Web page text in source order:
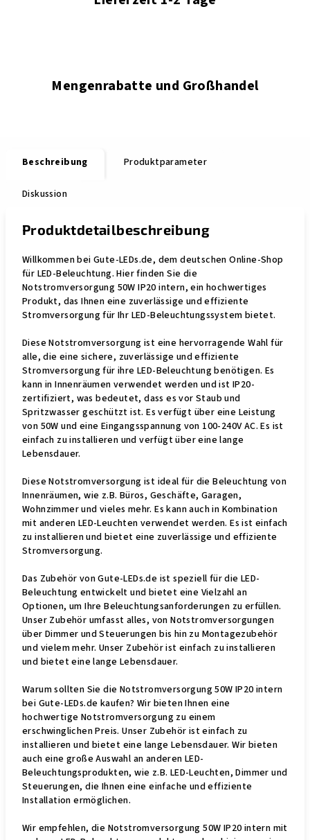
Mengenrabatte und Großhandel
Beschreibung Produktparameter
Diskussion
Produktdetailbeschreibung
Willkommen bei Gute-LEDs.de, dem deutschen Online-Shop
für LED-Beleuchtung. Hier finden Sie die
Notstromversorgung 50W IP20 intern, ein hochwertiges
Produkt, das Ihnen eine zuverlässige und effiziente
Stromversorgung für Ihr LED-Beleuchtungssystem bietet.
Diese Notstromversorgung ist eine hervorragende Wahl für
alle, die eine sichere, zuverlässige und effiziente
Stromversorgung für ihre LED-Beleuchtung benötigen. Es
kann in Innenräumen verwendet werden und ist IP20-
zertifiziert, was bedeutet, dass es vor Staub und
Spritzwasser geschützt ist. Es verfügt über eine Leistung
von 50W und eine Eingangsspannung von 100-240V AC. Es ist
einfach zu installieren und verfügt über eine lange
Lebensdauer.
Diese Notstromversorgung ist ideal für die Beleuchtung von
Innenräumen, wie z.B. Büros, Geschäfte, Garagen,
Wohnzimmer und vieles mehr. Es kann auch in Kombination
mit anderen LED-Leuchten verwendet werden. Es ist einfach
zu installieren und bietet eine zuverlässige und effiziente
Stromversorgung.
Das Zubehör von Gute-LEDs.de ist speziell für die LED-
Beleuchtung entwickelt und bietet eine Vielzahl an
Optionen, um Ihre Beleuchtungsanforderungen zu erfüllen.
Unser Zubehör umfasst alles, von Notstromversorgungen
über Dimmer und Steuerungen bis hin zu Montagezubehör
und vielem mehr. Unser Zubehör ist einfach zu installieren
und bietet eine lange Lebensdauer.
Warum sollten Sie die Notstromversorgung 50W IP20 intern
bei Gute-LEDs.de kaufen? Wir bieten Ihnen eine
hochwertige Notstromversorgung zu einem
erschwinglichen Preis. Unser Zubehör ist einfach zu
installieren und bietet eine lange Lebensdauer. Wir bieten
auch eine große Auswahl an anderen LED-
Beleuchtungsprodukten, wie z.B. LED-Leuchten, Dimmer und
Steuerungen, die Ihnen eine einfache und effiziente
Installation ermöglichen.
Wir empfehlen, die Notstromversorgung 50W IP20 intern mit